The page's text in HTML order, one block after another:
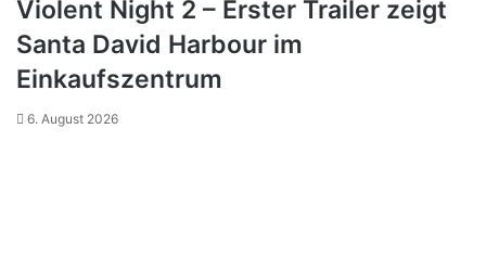
Violent Night 2 – Erster Trailer zeigt
Santa David Harbour im
Einkaufszentrum
6. August 2026